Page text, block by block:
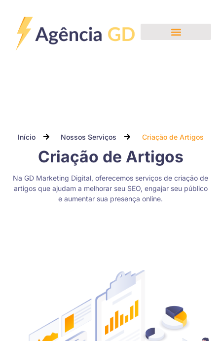
Início Nossos Serviços Criação de Artigos
Criação de Artigos
Na GD Marketing Digital, oferecemos serviços de criação de
artigos que ajudam a melhorar seu SEO, engajar seu público
e aumentar sua presença online.